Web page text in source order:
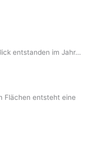
entstanden im Jahr…
Flächen entsteht eine